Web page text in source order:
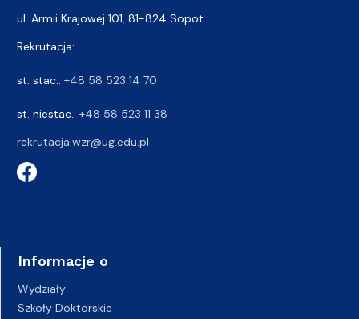
ul. Armii Krajowej 101, 81-824 Sopot
Rekrutacja:
st. stac.: +48 58 523 14 70
st. niestac.: +48 58 523 11 38
rekrutacja.wzr@ug.edu.pl
Informacje o
Wydziały
Szkoły Doktorskie